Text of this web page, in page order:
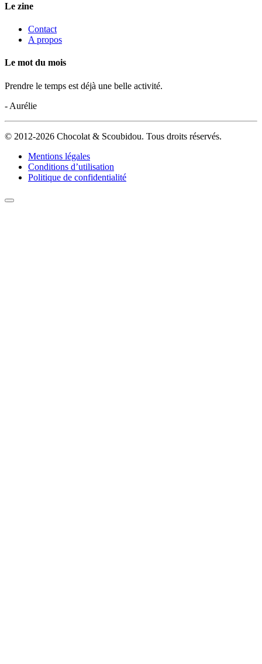
Le zine
Contact
A propos
Le mot du mois
Prendre le temps est déjà une belle activité.
- Aurélie
© 2012-2026 Chocolat & Scoubidou. Tous droits réservés.
Mentions légales
Conditions d’utilisation
Politique de confidentialité